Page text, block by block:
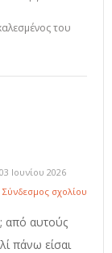
του
Ιουνίου 2026
Σύνδεσμος σχολίου
από αυτούς
πάνω είσαι